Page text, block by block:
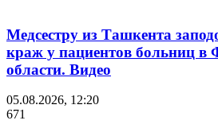
Медсестру из Ташкента
краж у пациентов больниц в
области. Видео
05.08.2026, 12:20
671